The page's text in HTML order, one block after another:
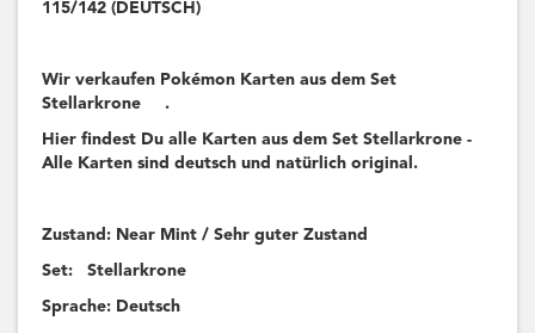
115/142 (DEUTSCH)
Wir verkaufen Pokémon Karten aus dem Set
Stellarkrone .
Hier findest Du alle Karten aus dem Set Stellarkrone -
Alle Karten sind deutsch und natürlich original.
Zustand: Near Mint / Sehr guter Zustand
Set: Stellarkrone
Sprache: Deutsch